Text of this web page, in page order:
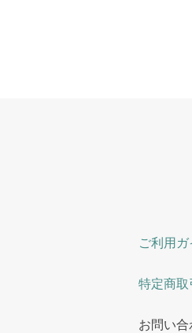
ご利用ガ
特定商取
お問い合